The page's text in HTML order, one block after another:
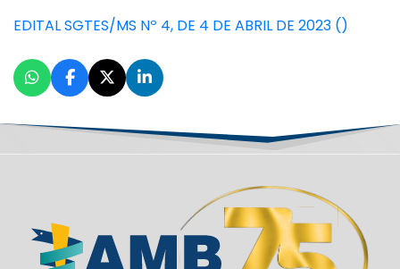
EDITAL SGTES/MS Nº 4, DE 4 DE ABRIL DE 2023 ()